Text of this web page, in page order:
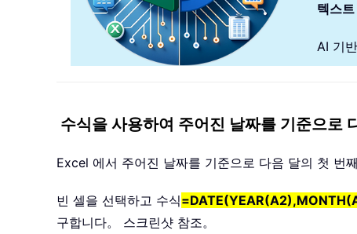
텍스트
AI 기
수식을 사용하여 주어진 날짜를 기준으로
Excel 에서 주어진 날짜를 기준으로 다음 달의 첫 번
빈 셀을 선택하고 수식
구합니다。 스크린샷 참조。